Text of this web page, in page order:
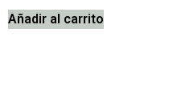
Añadir al carrito